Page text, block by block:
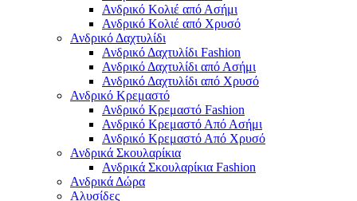
Ανδρικό Κολιέ από Ασήμι
Ανδρικό Κολιέ από Χρυσό
Ανδρικό Δαχτυλίδι
Ανδρικό Δαχτυλίδι Fashion
Ανδρικό Δαχτυλίδι από Ασήμι
Ανδρικό Δαχτυλίδι από Χρυσό
Ανδρικό Κρεμαστό
Ανδρικό Κρεμαστό Fashion
Ανδρικό Κρεμαστό Από Ασήμι
Ανδρικό Κρεμαστό Από Χρυσό
Ανδρικά Σκουλαρίκια
Ανδρικά Σκουλαρίκια Fashion
Ανδρικά Δώρα
Αλυσίδες